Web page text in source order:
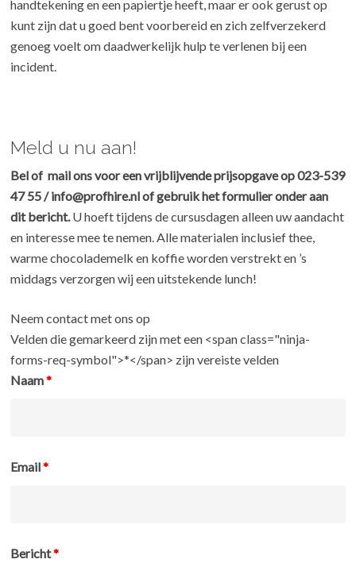
handtekening en een papiertje heeft, maar er ook gerust op
kunt zijn dat u goed bent voorbereid en zich zelfverzekerd
genoeg voelt om daadwerkelijk hulp te verlenen bij een
incident.
Meld u nu aan!
Bel of mail ons voor een vrijblijvende prijsopgave op 023-539
47 55 / info@profhire.nl of gebruik het formulier onder aan
dit bericht.U hoeft tijdens de cursusdagen alleen uw aandacht
en interesse mee te nemen. Alle materialen inclusief thee,
warme chocolademelk en koffie worden verstrekt en ’s
middags verzorgen wij een uitstekende lunch!
Neem contact met ons op
Velden die gemarkeerd zijn met een <span class="ninja-
forms-req-symbol">*</span> zijn vereiste velden
Naam*
Email*
Bericht*